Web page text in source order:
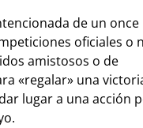
de un once
oficiales o
amistosos o de
«regalar» una
lugar a una acción